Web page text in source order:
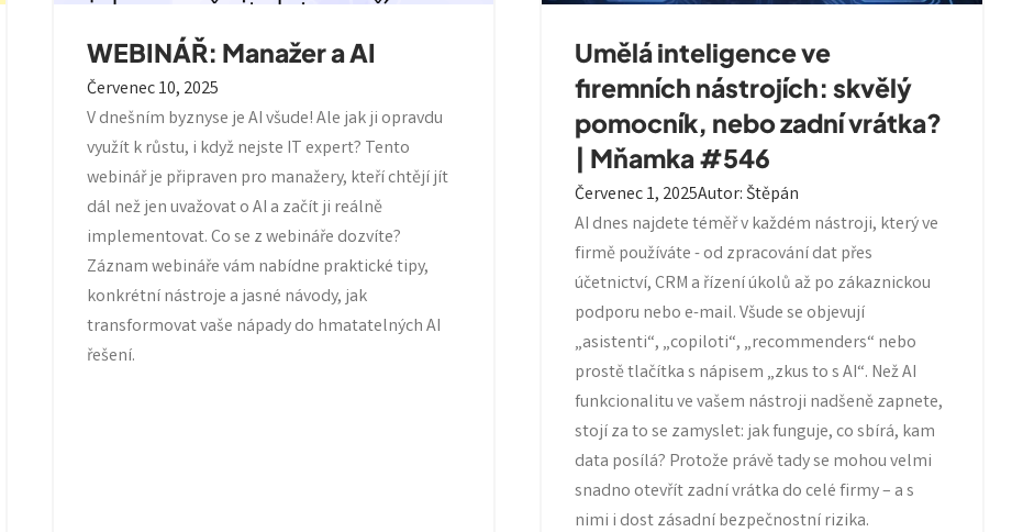
WEBINÁŘ: Manažer a AI
Červenec 10, 2025
V dnešním byznyse je AI všude! Ale jak ji opravdu
využít k růstu, i když nejste IT expert? Tento
webinář je připraven pro manažery, kteří chtějí jít
dál než jen uvažovat o AI a začít ji reálně
implementovat. Co se z webináře dozvíte?
Záznam webináře vám nabídne praktické tipy,
konkrétní nástroje a jasné návody, jak
transformovat vaše nápady do hmatatelných AI
řešení.
Umělá inteligence ve
firemních nástrojích: skvělý
pomocník, nebo zadní vrátka?
| Mňamka #546
Červenec 1, 2025Autor: Štěpán
AI dnes najdete téměř v každém nástroji, který ve
firmě používáte - od zpracování dat přes
účetnictví, CRM a řízení úkolů až po zákaznickou
podporu nebo e-mail. Všude se objevují
„asistenti“, „copiloti“, „recommenders“ nebo
prostě tlačítka s nápisem „zkus to s AI“. Než AI
funkcionalitu ve vašem nástroji nadšeně zapnete,
stojí za to se zamyslet: jak funguje, co sbírá, kam
data posílá? Protože právě tady se mohou velmi
snadno otevřít zadní vrátka do celé firmy – a s
nimi i dost zásadní bezpečnostní rizika.